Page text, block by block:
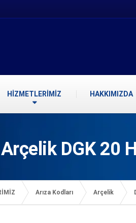
HİZMETLERİMİZ HAKKIMIZDA
Arçelik DGK 20
Arıza Kodları Arçelik